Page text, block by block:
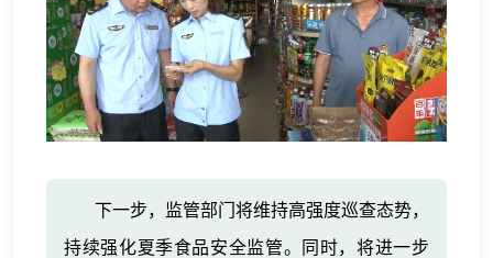
下一步，监管部门将维持高强度巡查态势，
持续强化夏季食品安全监管。同时，将进一步